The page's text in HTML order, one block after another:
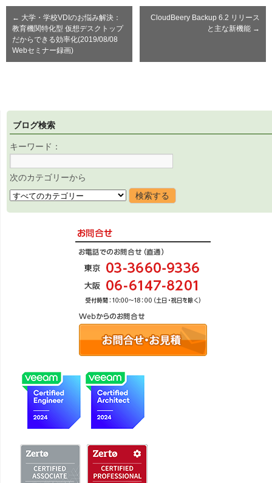
← 大学・学校VDIのお悩み解決：
教育機関特化型 仮想デスクトップ
だからできる効率化(2019/08/08
Webセミナー録画)
CloudBeery Backup 6.2 リリース
と主な新機能 →
ブログ検索
キーワード：
次のカテゴリーから